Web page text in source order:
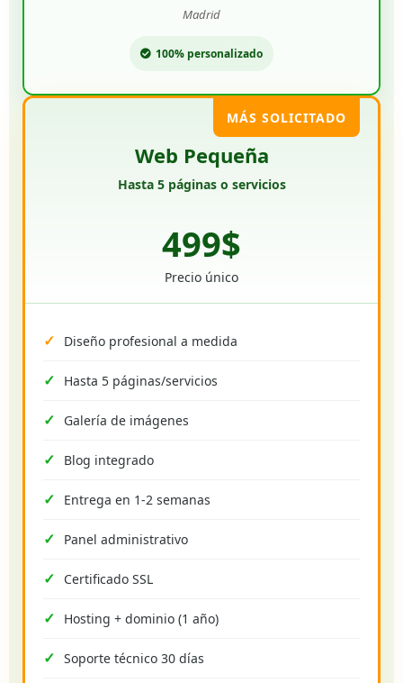
Madrid
100% personalizado
MÁS SOLICITADO
Web Pequeña
Hasta 5 páginas o servicios
499$
Precio único
Diseño profesional a medida
Hasta 5 páginas/servicios
Galería de imágenes
Blog integrado
Entrega en 1-2 semanas
Panel administrativo
Certificado SSL
Hosting + dominio (1 año)
Soporte técnico 30 días